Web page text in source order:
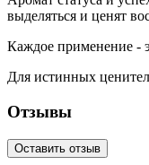
выделяться и ценят
Каждое применение -
Для истинных
Отзывы
Оставить отзыв